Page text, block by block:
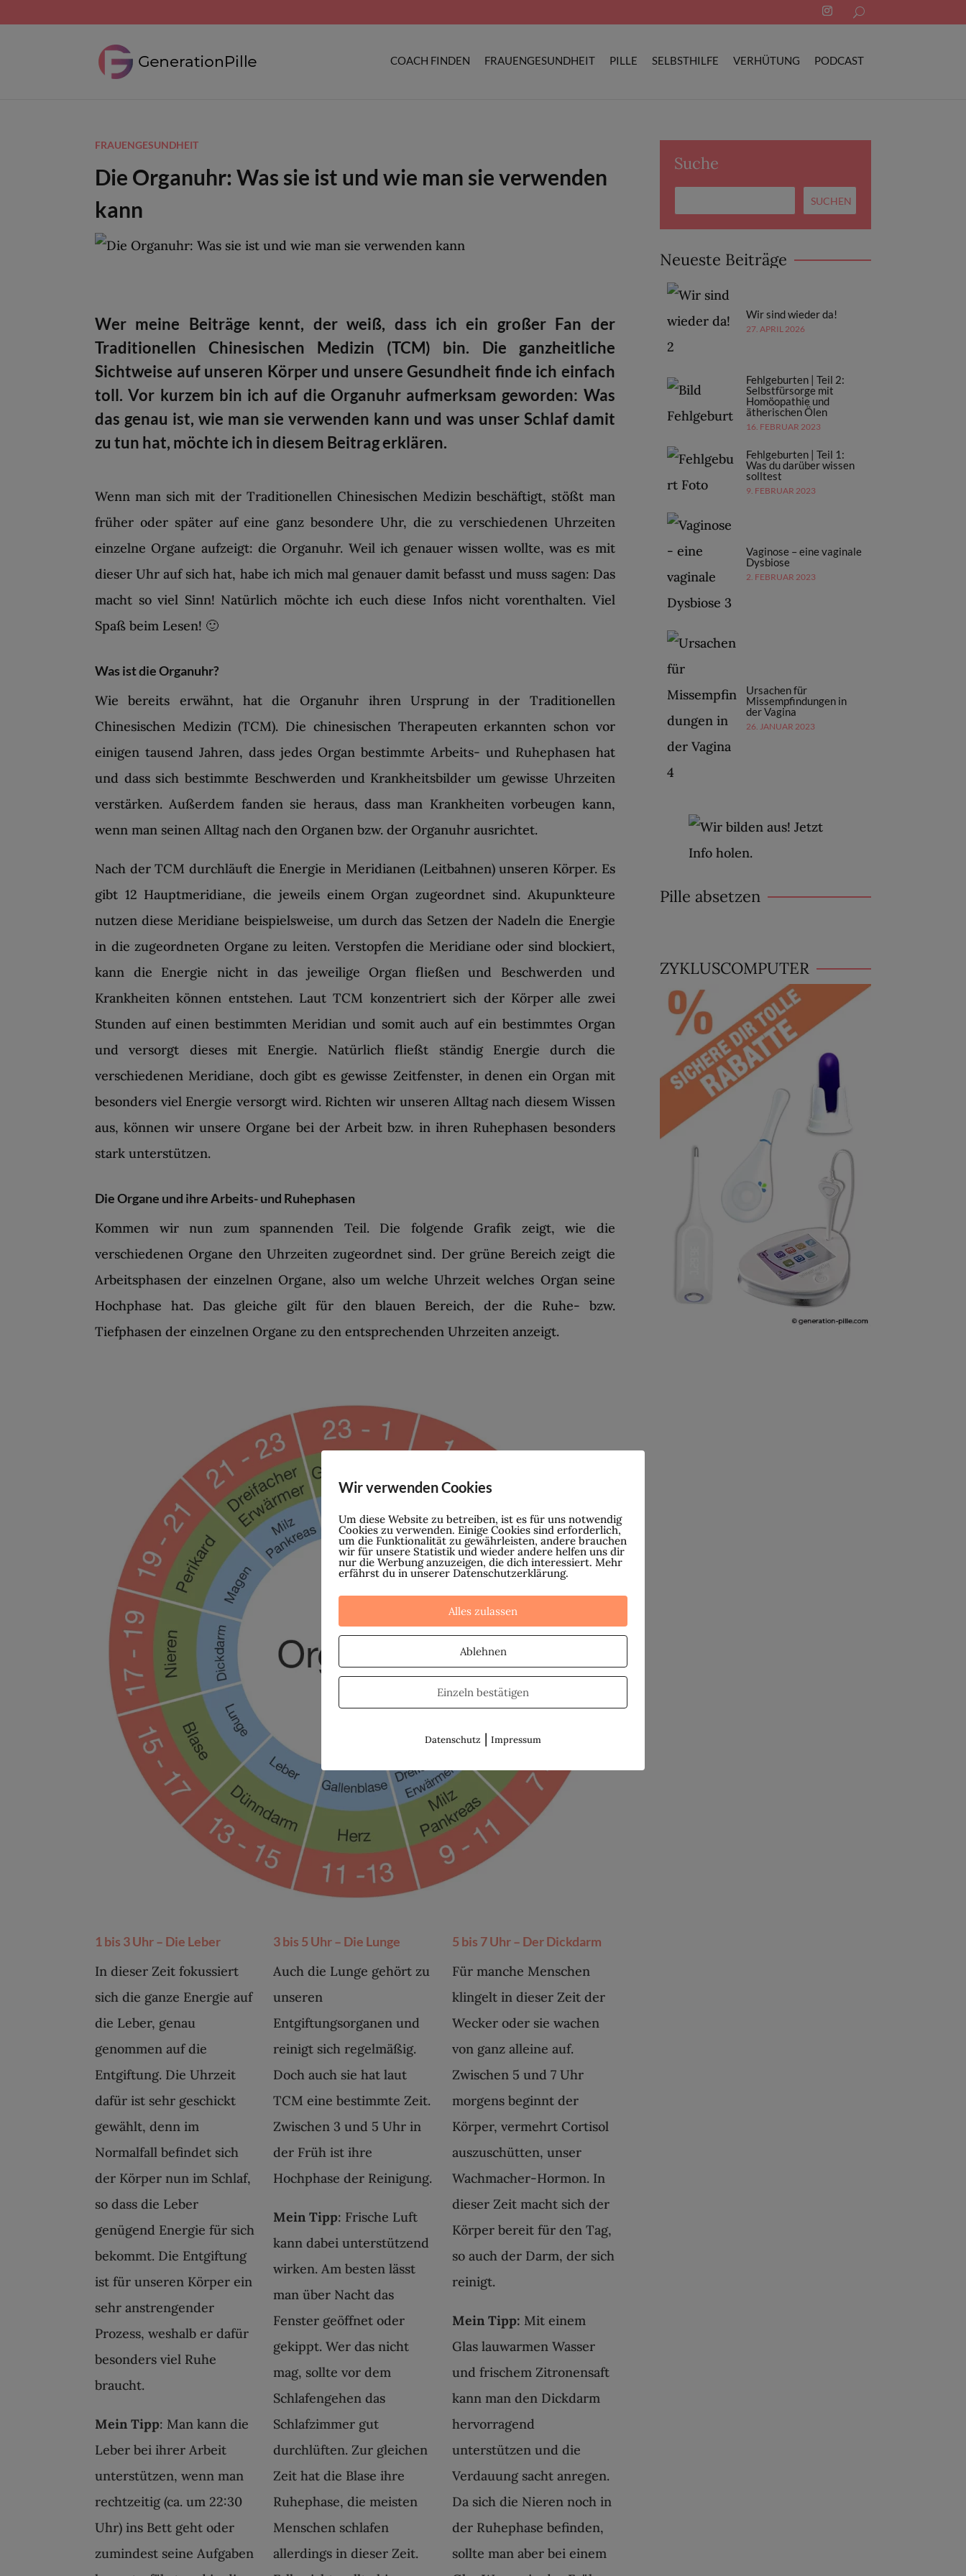
for:
COACH FINDEN FRAUENGESUNDHEIT PILLE SELBSTHILFE VERHÜTUNG PODCAST
FRAUENGESUNDHEIT
Die Organuhr: Was sie ist und wie man sie verwenden
kann
Wer meine Beiträge kennt, der weiß, dass ich ein großer Fan der
Traditionellen Chinesischen Medizin (TCM) bin. Die ganzheitliche
Sichtweise auf unseren Körper und unsere Gesundheit finde ich einfach
toll. Vor kurzem bin ich auf die Organuhr aufmerksam geworden: Was
das genau ist, wie man sie verwenden kann und was unser Schlaf damit
zu tun hat, möchte ich in diesem Beitrag erklären.
Wenn man sich mit der Traditionellen Chinesischen Medizin beschäftigt, stößt man
früher oder später auf eine ganz besondere Uhr, die zu verschiedenen Uhrzeiten
einzelne Organe aufzeigt: die Organuhr. Weil ich genauer wissen wollte, was es mit
dieser Uhr auf sich hat, habe ich mich mal genauer damit befasst und muss sagen: Das
macht so viel Sinn! Natürlich möchte ich euch diese Infos nicht vorenthalten. Viel
Spaß beim Lesen! 🙂
Was ist die Organuhr?
Wie bereits erwähnt, hat die Organuhr ihren Ursprung in der Traditionellen
Chinesischen Medizin (TCM). Die chinesischen Therapeuten erkannten schon vor
einigen tausend Jahren, dass jedes Organ bestimmte Arbeits- und Ruhephasen hat
und dass sich bestimmte Beschwerden und Krankheitsbilder um gewisse Uhrzeiten
verstärken. Außerdem fanden sie heraus, dass man Krankheiten vorbeugen kann,
wenn man seinen Alltag nach den Organen bzw. der Organuhr ausrichtet.
Nach der TCM durchläuft die Energie in Meridianen (Leitbahnen) unseren Körper. Es
gibt 12 Hauptmeridiane, die jeweils einem Organ zugeordnet sind. Akupunkteure
nutzen diese Meridiane beispielsweise, um durch das Setzen der Nadeln die Energie
in die zugeordneten Organe zu leiten. Verstopfen die Meridiane oder sind blockiert,
kann die Energie nicht in das jeweilige Organ fließen und Beschwerden und
Krankheiten können entstehen. Laut TCM konzentriert sich der Körper alle zwei
Stunden auf einen bestimmten Meridian und somit auch auf ein bestimmtes Organ
und versorgt dieses mit Energie. Natürlich fließt ständig Energie durch die
verschiedenen Meridiane, doch gibt es gewisse Zeitfenster, in denen ein Organ mit
besonders viel Energie versorgt wird. Richten wir unseren Alltag nach diesem Wissen
aus, können wir unsere Organe bei der Arbeit bzw. in ihren Ruhephasen besonders
stark unterstützen.
Die Organe und ihre Arbeits- und Ruhephasen
Kommen wir nun zum spannenden Teil. Die folgende Grafik zeigt, wie die
verschiedenen Organe den Uhrzeiten zugeordnet sind. Der grüne Bereich zeigt die
Arbeitsphasen der einzelnen Organe, also um welche Uhrzeit welches Organ seine
Hochphase hat. Das gleiche gilt für den blauen Bereich, der die Ruhe- bzw.
Tiefphasen der einzelnen Organe zu den entsprechenden Uhrzeiten anzeigt.
1 bis 3 Uhr – Die Leber
In dieser Zeit fokussiert
sich die ganze Energie auf
die Leber, genau
genommen auf die
Entgiftung. Die Uhrzeit
dafür ist sehr geschickt
gewählt, denn im
Normalfall befindet sich
der Körper nun im Schlaf,
so dass die Leber
genügend Energie für sich
bekommt. Die Entgiftung
ist für unseren Körper ein
sehr anstrengender
Prozess, weshalb er dafür
besonders viel Ruhe
braucht.
Mein Tipp: Man kann die
Leber bei ihrer Arbeit
unterstützen, wenn man
rechtzeitig (ca. um 22:30
Uhr) ins Bett geht oder
zumindest seine Aufgaben
3 bis 5 Uhr – Die Lunge
Auch die Lunge gehört zu
unseren
Entgiftungsorganen und
reinigt sich regelmäßig.
Doch auch sie hat laut
TCM eine bestimmte Zeit.
Zwischen 3 und 5 Uhr in
der Früh ist ihre
Hochphase der Reinigung.
Mein Tipp: Frische Luft
kann dabei unterstützend
wirken. Am besten lässt
man über Nacht das
Fenster geöffnet oder
gekippt. Wer das nicht
mag, sollte vor dem
Schlafengehen das
Schlafzimmer gut
durchlüften. Zur gleichen
Zeit hat die Blase ihre
Ruhephase, die meisten
Menschen schlafen
allerdings in dieser Zeit.
5 bis 7 Uhr – Der Dickdarm
Für manche Menschen
klingelt in dieser Zeit der
Wecker oder sie wachen
von ganz alleine auf.
Zwischen 5 und 7 Uhr
morgens beginnt der
Körper, vermehrt Cortisol
auszuschütten, unser
Wachmacher-Hormon. In
dieser Zeit macht sich der
Körper bereit für den Tag,
so auch der Darm, der sich
reinigt.
Mein Tipp: Mit einem
Glas lauwarmen Wasser
und frischem Zitronensaft
kann man den Dickdarm
hervorragend
unterstützen und die
Verdauung sacht anregen.
Da sich die Nieren noch in
der Ruhephase befinden,
sollte man aber bei einem
Suche
Neueste Beiträge
Wir sind wieder da!
27. APRIL 2026
Fehlgeburten | Teil 2:
Selbstfürsorge mit
Homöopathie und
ätherischen Ölen
16. FEBRUAR 2023
Fehlgeburten | Teil 1:
Was du darüber wissen
solltest
9. FEBRUAR 2023
Vaginose – eine vaginale
Dysbiose
2. FEBRUAR 2023
Ursachen für
Missempfindungen in
der Vagina
26. JANUAR 2023
Pille absetzen
ZYKLUSCOMPUTER
Wir verwenden Cookies
Um diese Website zu betreiben, ist es für uns notwendig
Cookies zu verwenden. Einige Cookies sind erforderlich,
um die Funktionalität zu gewährleisten, andere brauchen
wir für unsere Statistik und wieder andere helfen uns dir
nur die Werbung anzuzeigen, die dich interessiert. Mehr
erfährst du in unserer Datenschutzerklärung.
Alles zulassen
Ablehnen
Einzeln bestätigen
Datenschutz | Impressum